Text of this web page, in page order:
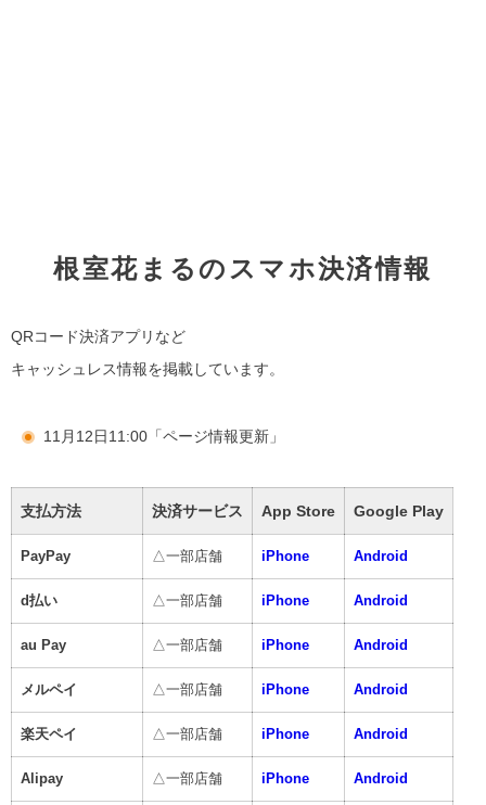
根室花まるのスマホ決済情報
QRコード決済アプリなど
キャッシュレス情報を掲載しています。
11月12日11:00「ページ情報更新」
支払方法 決済サービス App Store Google Play
PayPay △一部店舗 iPhone Android
d払い △一部店舗 iPhone Android
au Pay △一部店舗 iPhone Android
メルペイ △一部店舗 iPhone Android
楽天ペイ △一部店舗 iPhone Android
Alipay △一部店舗 iPhone Android